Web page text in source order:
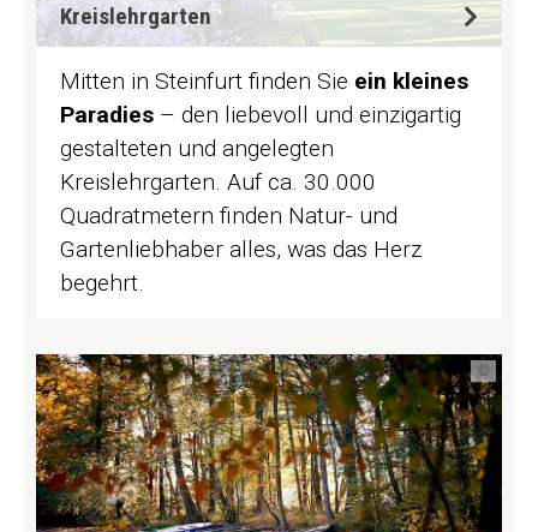
Kreislehrgarten
Mitten in Steinfurt finden Sie ein kleines
Paradies – den liebevoll und einzigartig
gestalteten und angelegten
Kreislehrgarten. Auf ca. 30.000
Quadratmetern finden Natur- und
Gartenliebhaber alles, was das Herz
begehrt.
©